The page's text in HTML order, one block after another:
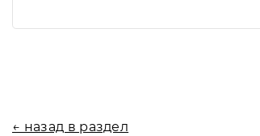
← назад в раздел